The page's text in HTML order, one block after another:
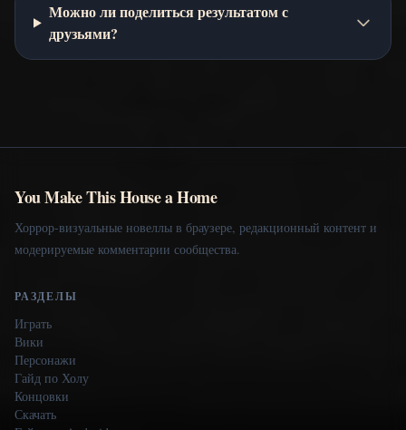
Можно ли поделиться результатом с
друзьями?
You Make This House a Home
Хоррор-визуальные новеллы в браузере, редакционный контент и
модерируемые комментарии сообщества.
РАЗДЕЛЫ
Играть
Вики
Персонажи
Гайд по Холу
Концовки
Скачать